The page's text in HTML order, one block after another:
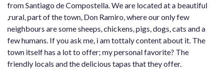
from Santiago de Compostella. We are located at a beautiful
,rural, part of the town, Don Ramiro, where our only few
neighbours are some sheeps, chickens, pigs, dogs, cats and a
few humans. If you ask me, i am tottaly content about it. The
town itself has a lot to offer; my personal favorite? The
friendly locals and the delicious tapas that they offer.